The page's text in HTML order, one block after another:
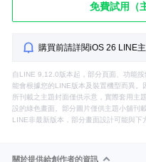
免費試用（
購買前請詳閱iOS 26 LINE
自LINE 9.12.0版本起，部分頁面、功能
能會根據您的LINE版本及裝置機型而異
所刊載之主題封面僅供示意，實際套用主
設的綠色畫面。部分圖片僅供主題小舖刊
LINE非最新版本，部分畫面設計可能與下
關於提供給創作者的資訊